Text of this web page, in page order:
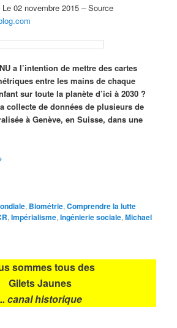
02 novembre 2015 – Source
a l’intention de mettre des cartes
entre les mains de chaque
sur toute la planète d’ici à 2030 ?
collecte de données de plusieurs de
à Genève, en Suisse, dans une
, Biométrie,Comprendre la lutte
,Impérialisme,Ingénierie sociale,Michael
sommes tous des
Gilets Jaunes
canal historique